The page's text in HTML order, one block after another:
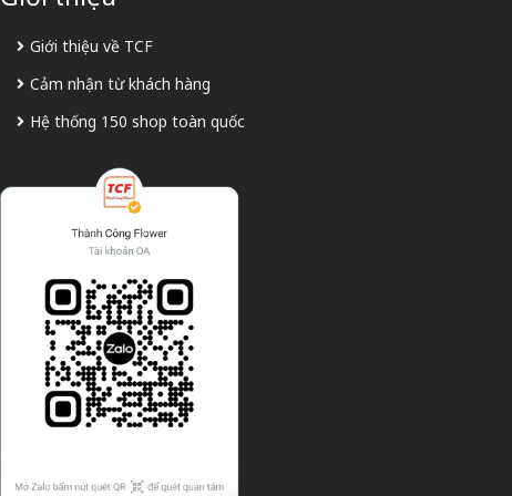
Giới thiệu về TCF
Cảm nhận từ khách hàng
Hệ thống 150 shop toàn quốc